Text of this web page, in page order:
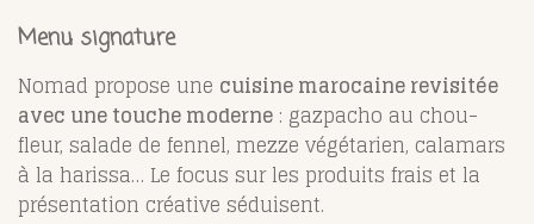
Menu signature
Nomad propose une cuisine marocaine revisitée
avec une touche moderne : gazpacho au chou-
fleur, salade de fennel, mezze végétarien, calamars
à la harissa… Le focus sur les produits frais et la
présentation créative séduisent.